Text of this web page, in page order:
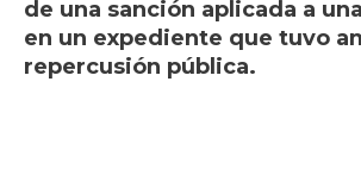
de una sanción aplicada a
en un expediente que tuvo
repercusión pública.